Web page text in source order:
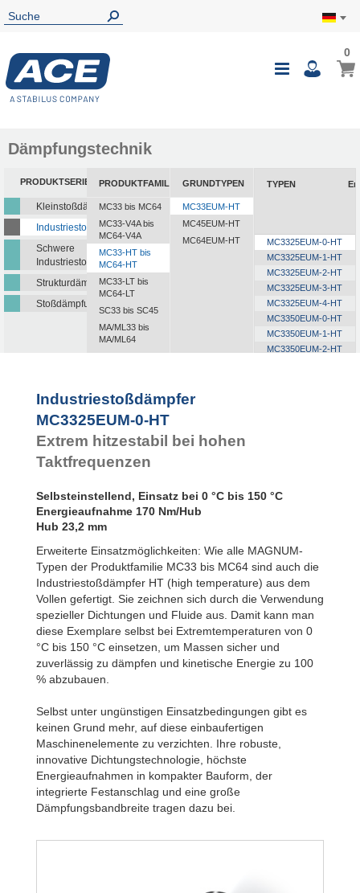
00
Dämpfungstechnik
PRODUKTSERIEN
Kleinstoßdämpfer
Industriestoßdämpfer
Schwere
Industriestoßdämpfer
Strukturdämpfer
Stoßdämpfungsplatten
PRODUKTFAMILIEN
MC33 bis MC64
MC33-V4A bis
MC64-V4A
MC33-HT bis
MC64-HT
MC33-LT bis
MC64-LT
SC33 bis SC45
MA/ML33 bis
MA/ML64
GRUNDTYPEN
MC33EUM-HT
MC45EUM-HT
MC64EUM-HT
TYPEN
MC3325EUM-0-HT
MC3325EUM-1-HT
MC3325EUM-2-HT
MC3325EUM-3-HT
MC3325EUM-4-HT
MC3350EUM-0-HT
MC3350EUM-1-HT
MC3350EUM-2-HT
Industriestoßdämpfer
MC3325EUM-0-HT
Extrem hitzestabil bei hohen
Taktfrequenzen
Selbsteinstellend, Einsatz bei 0 °C bis 150 °C
Energieaufnahme 170 Nm/Hub
Hub 23,2 mm
Erweiterte Einsatzmöglichkeiten: Wie alle MAGNUM-
Typen der Produktfamilie MC33 bis MC64 sind auch die
Industriestoßdämpfer HT (high temperature) aus dem
Vollen gefertigt. Sie zeichnen sich durch die Verwendung
spezieller Dichtungen und Fluide aus. Damit kann man
diese Exemplare selbst bei Extremtemperaturen von 0
°C bis 150 °C einsetzen, um Massen sicher und
zuverlässig zu dämpfen und kinetische Energie zu 100
% abzubauen.
Selbst unter ungünstigen Einsatzbedingungen gibt es
keinen Grund mehr, auf diese einbaufertigen
Maschinenelemente zu verzichten. Ihre robuste,
innovative Dichtungstechnologie, höchste
Energieaufnahmen in kompakter Bauform, der
integrierte Festanschlag und eine große
Dämpfungsbandbreite tragen dazu bei.